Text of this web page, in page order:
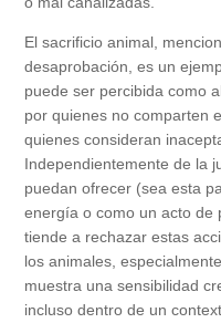
El sacrificio animal,
desaprobación, es un
puede ser percibida como
por quienes no comparten
quienes consideran
Independientemente de la
puedan ofrecer (sea esta
energía o como un acto de
tiende a rechazar estas
los animales,
muestra una sensibilidad
incluso dentro de un